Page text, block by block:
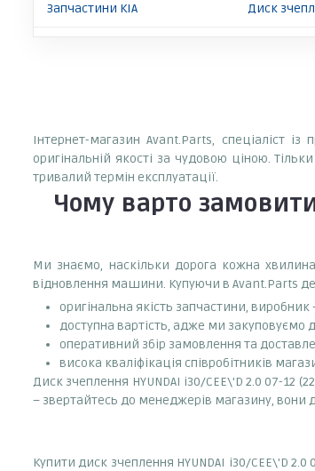
Запчастини KIA Диск
Інтернет-магазин Avant.Parts, спеціаліст
оригінальній якості за чудовою ціною.
тривалий термін експлуатації.
Чому варто
Ми знаємо, наскільки дорога кожна
відновлення машини. Купуючи в Avant.Parts
оригінальна якість запчастини,
доступна вартість, адже ми закуповуємо
оперативний збір замовлення та
висока кваліфікація співробітників
Диск зчеплення HYUNDAI i30/CEE\'D 2.0 07-12
– звертайтесь до менеджерів магазину,
Купити диск зчеплення HYUNDAI i30/CEE\'D